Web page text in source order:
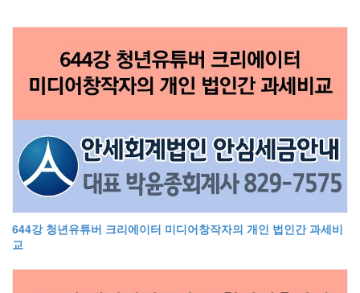
644강 청년유튜버 크리에이터 미디어창작자의 개인 법인간 과세비
교